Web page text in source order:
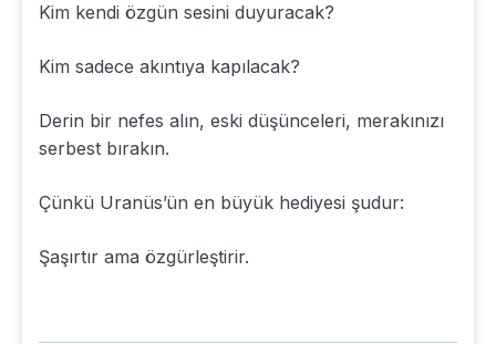
Kim kendi özgün sesini duyuracak?
Kim sadece akıntıya kapılacak?
Derin bir nefes alın, eski düşünceleri, merakınızı
serbest bırakın.
Çünkü Uranüs’ün en büyük hediyesi şudur:
Şaşırtır ama özgürleştirir.